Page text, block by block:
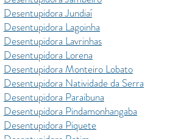
Desentupidora Jundiaí
Desentupidora Lagoinha
Desentupidora Lavrinhas
Desentupidora Lorena
Desentupidora Monteiro Lobato
Desentupidora Natividade da Serra
Desentupidora Paraibuna
Desentupidora Pindamonhangaba
Desentupidora Piquete